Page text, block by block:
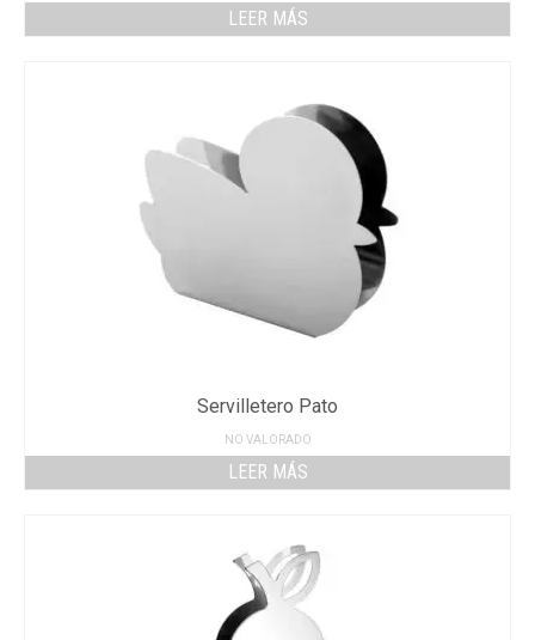
LEER MÁS
Servilletero Pato
NO VALORADO
LEER MÁS